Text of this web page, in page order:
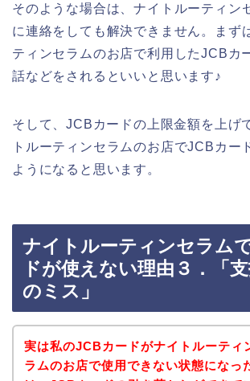
そのような場合は、ナイトルーティン
に連絡をしても解決できません。まず
ティンセラムのお店で利用したJCBカ
話などをされるといいと思います♪
そして、JCBカードの上限金額を上げ
トルーティンセラムのお店でJCBカー
ようになると思います。
ナイトルーティンセラム
ドが使えない理由３．「
のミス」
実は私のJCBカードがナイトルーティ
ラムのお店で使用できない状態になっ